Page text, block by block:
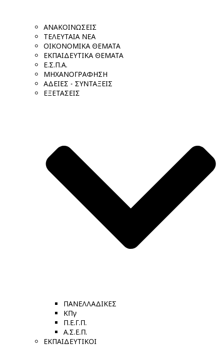
ΑΝΑΚΟΙΝΩΣΕΙΣ
ΤΕΛΕΥΤΑΙΑ ΝΕΑ
ΟΙΚΟΝΟΜΙΚΑ ΘΕΜΑΤΑ
ΕΚΠΑΙΔΕΥΤΙΚΑ ΘΕΜΑΤΑ
Ε.Σ.Π.Α.
ΜΗΧΑΝΟΓΡΑΦΗΣΗ
ΑΔΕΙΕΣ - ΣΥΝΤΑΞΕΙΣ
ΕΞΕΤΑΣΕΙΣ
ΠΑΝΕΛΛΑΔΙΚΕΣ
ΚΠγ
Π.Ε.Γ.Π.
Α.Σ.Ε.Π.
ΕΚΠΑΙΔΕΥΤΙΚΟΙ